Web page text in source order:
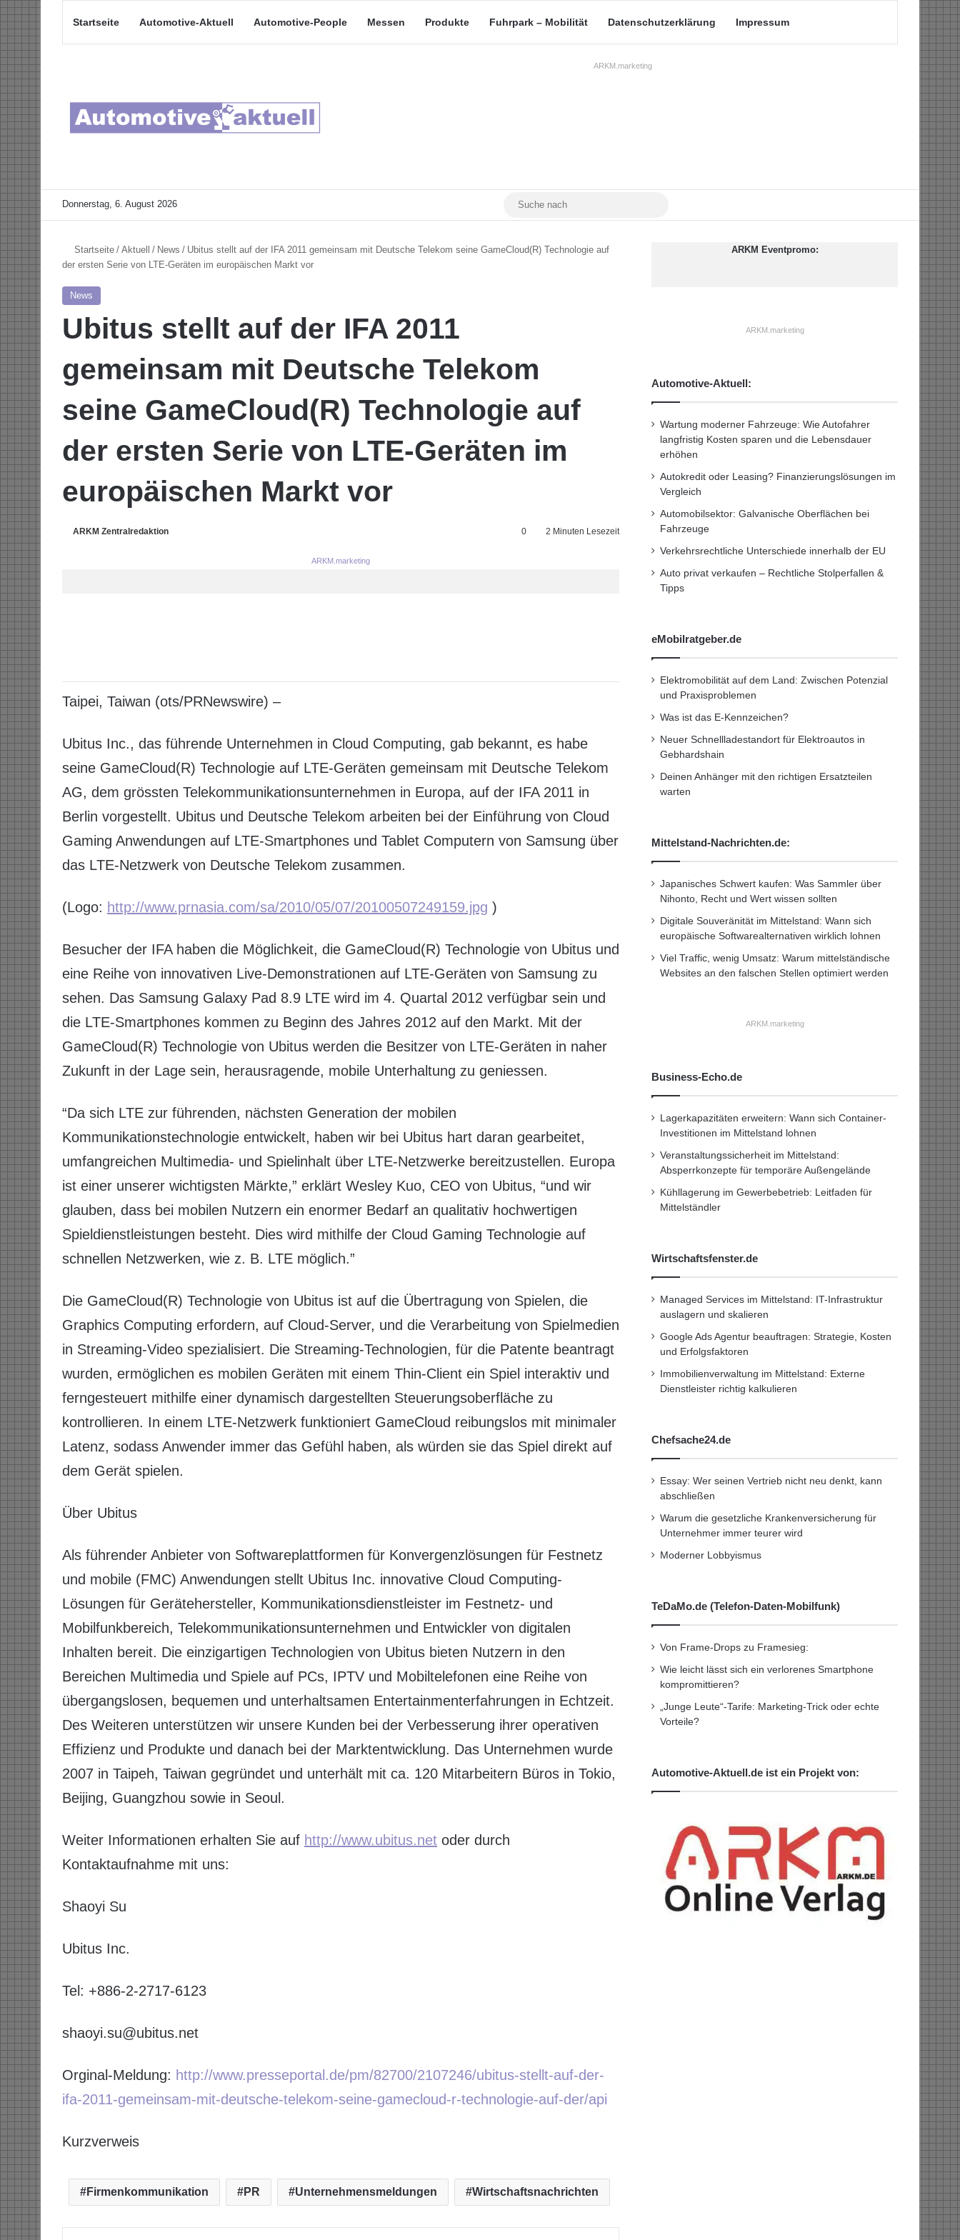
Startseite Automotive-Aktuell Automotive-People Messen Produkte Fuhrpark – Mobilität Datenschutzerklärung Impressum
ARKM.marketing
Donnerstag, 6. August 2026 YouTubeMastodon
Startseite / Aktuell / News / Ubitus stellt auf der IFA 2011 gemeinsam mit Deutsche Telekom seine GameCloud(R) Technologie auf
der ersten Serie von LTE-Geräten im europäischen Markt vor
News
Ubitus stellt auf der IFA 2011
gemeinsam mit Deutsche Telekom
seine GameCloud(R) Technologie auf
der ersten Serie von LTE-Geräten im
europäischen Markt vor
ARKM Zentralredaktion 0 2 Minuten Lesezeit
ARKM.marketing
Taipei, Taiwan (ots/PRNewswire) –
Ubitus Inc., das führende Unternehmen in Cloud Computing, gab bekannt, es habe
seine GameCloud(R) Technologie auf LTE-Geräten gemeinsam mit Deutsche Telekom
AG, dem grössten Telekommunikationsunternehmen in Europa, auf der IFA 2011 in
Berlin vorgestellt. Ubitus und Deutsche Telekom arbeiten bei der Einführung von Cloud
Gaming Anwendungen auf LTE-Smartphones und Tablet Computern von Samsung über
das LTE-Netzwerk von Deutsche Telekom zusammen.
(Logo: http://www.prnasia.com/sa/2010/05/07/20100507249159.jpg )
Besucher der IFA haben die Möglichkeit, die GameCloud(R) Technologie von Ubitus und
eine Reihe von innovativen Live-Demonstrationen auf LTE-Geräten von Samsung zu
sehen. Das Samsung Galaxy Pad 8.9 LTE wird im 4. Quartal 2012 verfügbar sein und
die LTE-Smartphones kommen zu Beginn des Jahres 2012 auf den Markt. Mit der
GameCloud(R) Technologie von Ubitus werden die Besitzer von LTE-Geräten in naher
Zukunft in der Lage sein, herausragende, mobile Unterhaltung zu geniessen.
“Da sich LTE zur führenden, nächsten Generation der mobilen
Kommunikationstechnologie entwickelt, haben wir bei Ubitus hart daran gearbeitet,
umfangreichen Multimedia- und Spielinhalt über LTE-Netzwerke bereitzustellen. Europa
ist einer unserer wichtigsten Märkte,” erklärt Wesley Kuo, CEO von Ubitus, “und wir
glauben, dass bei mobilen Nutzern ein enormer Bedarf an qualitativ hochwertigen
Spieldienstleistungen besteht. Dies wird mithilfe der Cloud Gaming Technologie auf
schnellen Netzwerken, wie z. B. LTE möglich.”
Die GameCloud(R) Technologie von Ubitus ist auf die Übertragung von Spielen, die
Graphics Computing erfordern, auf Cloud-Server, und die Verarbeitung von Spielmedien
in Streaming-Video spezialisiert. Die Streaming-Technologien, für die Patente beantragt
wurden, ermöglichen es mobilen Geräten mit einem Thin-Client ein Spiel interaktiv und
ferngesteuert mithilfe einer dynamisch dargestellten Steuerungsoberfläche zu
kontrollieren. In einem LTE-Netzwerk funktioniert GameCloud reibungslos mit minimaler
Latenz, sodass Anwender immer das Gefühl haben, als würden sie das Spiel direkt auf
dem Gerät spielen.
Über Ubitus
Als führender Anbieter von Softwareplattformen für Konvergenzlösungen für Festnetz
und mobile (FMC) Anwendungen stellt Ubitus Inc. innovative Cloud Computing-
Lösungen für Gerätehersteller, Kommunikationsdienstleister im Festnetz- und
Mobilfunkbereich, Telekommunikationsunternehmen und Entwickler von digitalen
Inhalten bereit. Die einzigartigen Technologien von Ubitus bieten Nutzern in den
Bereichen Multimedia und Spiele auf PCs, IPTV und Mobiltelefonen eine Reihe von
übergangslosen, bequemen und unterhaltsamen Entertainmenterfahrungen in Echtzeit.
Des Weiteren unterstützen wir unsere Kunden bei der Verbesserung ihrer operativen
Effizienz und Produkte und danach bei der Marktentwicklung. Das Unternehmen wurde
2007 in Taipeh, Taiwan gegründet und unterhält mit ca. 120 Mitarbeitern Büros in Tokio,
Beijing, Guangzhou sowie in Seoul.
Weiter Informationen erhalten Sie auf http://www.ubitus.net oder durch
Kontaktaufnahme mit uns:
Shaoyi Su
Ubitus Inc.
Tel: +886-2-2717-6123
shaoyi.su@ubitus.net
Orginal-Meldung: http://www.presseportal.de/pm/82700/2107246/ubitus-stellt-auf-der-
ifa-2011-gemeinsam-mit-deutsche-telekom-seine-gamecloud-r-technologie-auf-der/api
Kurzverweis
Firmenkommunikation PR Unternehmensmeldungen Wirtschaftsnachrichten
ARKM Eventpromo:
ARKM.marketing
Automotive-Aktuell:
Wartung moderner Fahrzeuge: Wie Autofahrer
langfristig Kosten sparen und die Lebensdauer
erhöhen
Autokredit oder Leasing? Finanzierungslösungen im
Vergleich
Automobilsektor: Galvanische Oberflächen bei
Fahrzeuge
Verkehrsrechtliche Unterschiede innerhalb der EU
Auto privat verkaufen – Rechtliche Stolperfallen &
Tipps
eMobilratgeber.de
Elektromobilität auf dem Land: Zwischen Potenzial
und Praxisproblemen
Was ist das E-Kennzeichen?
Neuer Schnellladestandort für Elektroautos in
Gebhardshain
Deinen Anhänger mit den richtigen Ersatzteilen
warten
Mittelstand-Nachrichten.de:
Japanisches Schwert kaufen: Was Sammler über
Nihonto, Recht und Wert wissen sollten
Digitale Souveränität im Mittelstand: Wann sich
europäische Softwarealternativen wirklich lohnen
Viel Traffic, wenig Umsatz: Warum mittelständische
Websites an den falschen Stellen optimiert werden
ARKM.marketing
Business-Echo.de
Lagerkapazitäten erweitern: Wann sich Container-
Investitionen im Mittelstand lohnen
Veranstaltungssicherheit im Mittelstand:
Absperrkonzepte für temporäre Außengelände
Kühllagerung im Gewerbebetrieb: Leitfaden für
Mittelständler
Wirtschaftsfenster.de
Managed Services im Mittelstand: IT-Infrastruktur
auslagern und skalieren
Google Ads Agentur beauftragen: Strategie, Kosten
und Erfolgsfaktoren
Immobilienverwaltung im Mittelstand: Externe
Dienstleister richtig kalkulieren
Chefsache24.de
Essay: Wer seinen Vertrieb nicht neu denkt, kann
abschließen
Warum die gesetzliche Krankenversicherung für
Unternehmer immer teurer wird
Moderner Lobbyismus
TeDaMo.de (Telefon-Daten-Mobilfunk)
Von Frame-Drops zu Framesieg:
Wie leicht lässt sich ein verlorenes Smartphone
kompromittieren?
„Junge Leute“-Tarife: Marketing-Trick oder echte
Vorteile?
Automotive-Aktuell.de ist ein Projekt von: